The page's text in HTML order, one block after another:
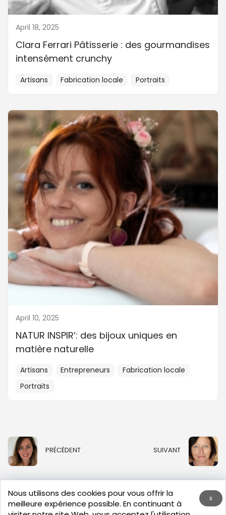
April 18, 2025
Clara Ferrari Pâtisserie : des gourmandises
intensément crunchy
Artisans Fabrication locale Portraits
April 10, 2025
NATUR INSPIR’: des bijoux uniques en
matière naturelle
Artisans Entrepreneurs
Fabrication locale
Portraits
PRÉCÉDENT SUIVANT
x
Nous utilisons des cookies pour vous offrir la
meilleure expérience possible. En continuant à